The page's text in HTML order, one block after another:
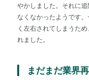
やかしました。それに
なくなかったようです
く左右されてしまうた
れました。
まだまだ業界